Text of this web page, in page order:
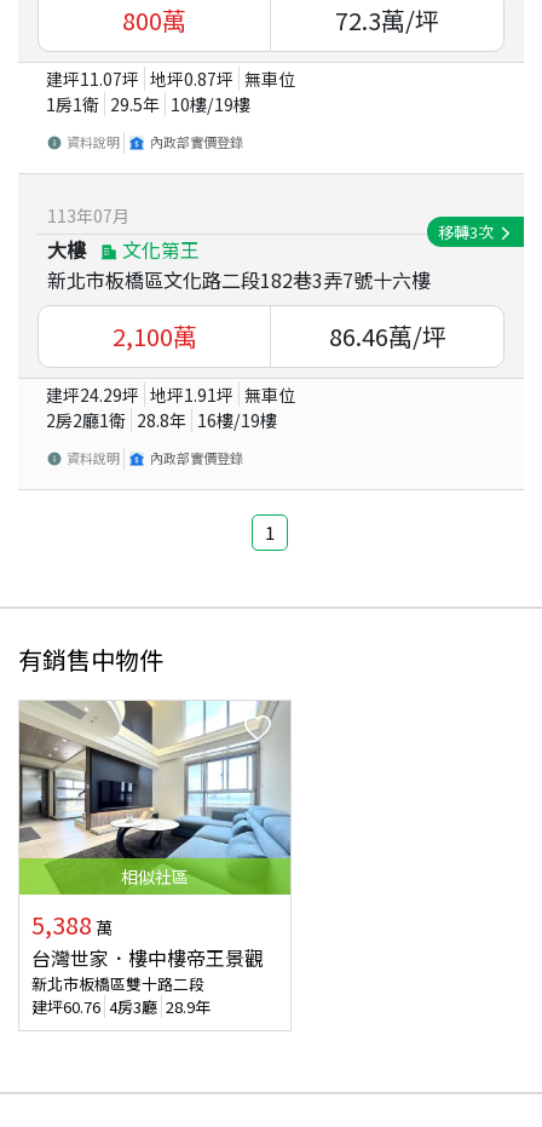
800萬 72.3萬/坪
建坪11.07坪 地坪0.87坪 無車位
1房1衛 29.5年 10樓/19樓
資料說明 內政部實價登錄
113年07月
大樓
文化第王
新北市板橋區文化路二段182巷3弄7號十六樓
移轉3次
2,100萬 86.46萬/坪
建坪24.29坪 地坪1.91坪 無車位
2房2廳1衛 28.8年 16樓/19樓
資料說明 內政部實價登錄
1
有銷售中物件
相似社區
5,388 萬
台灣世家．樓中樓帝王景觀
新北市板橋區雙十路二段
建坪60.76 4房3廳 28.9年